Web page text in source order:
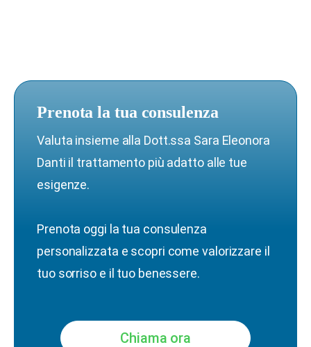
Prenota la tua consulenza
Valuta insieme alla Dott.ssa Sara Eleonora
Danti il trattamento più adatto alle tue
esigenze.
Prenota oggi la tua consulenza
personalizzata e scopri come valorizzare il
tuo sorriso e il tuo benessere.
Chiama ora